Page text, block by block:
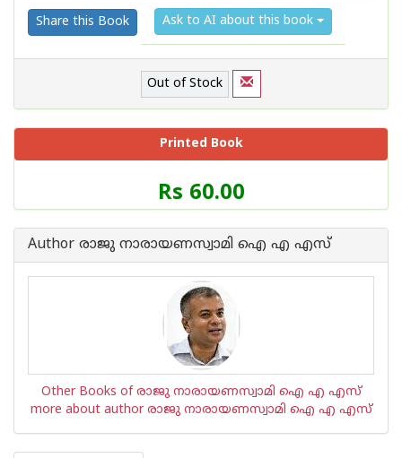
Share this Book Ask to AI about this book
Out of Stock
Printed Book
Price
of
Book
Rs 60.00
Author രാജു നാരായണസ്വാമി ഐ എ എസ്
Other Books of രാജു നാരായണസ്വാമി ഐ എ എസ്
more about author രാജു നാരായണസ്വാമി ഐ എ എസ്